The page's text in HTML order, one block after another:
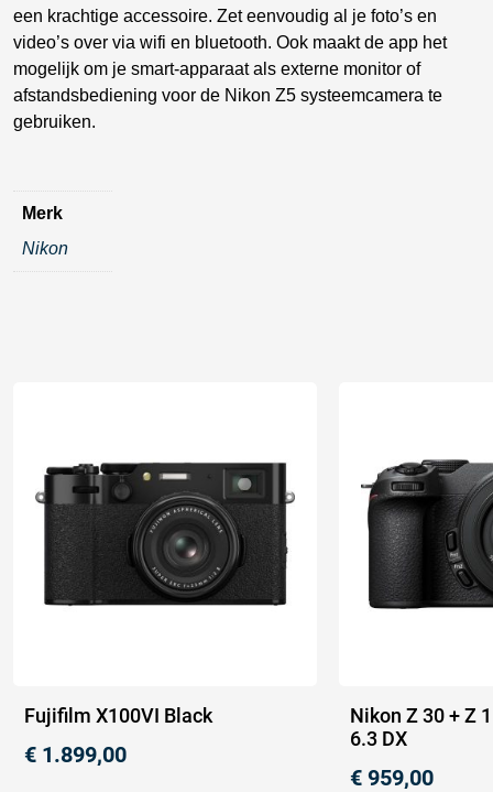
een krachtige accessoire. Zet eenvoudig al je foto’s en
video’s over via wifi en bluetooth. Ook maakt de app het
mogelijk om je smart-apparaat als externe monitor of
afstandsbediening voor de Nikon Z5 systeemcamera te
gebruiken.
Merk
Nikon
Fujifilm X100VI Black
€ 1.899,00
Nikon Z 30 + Z
6.3 DX
€ 959,00